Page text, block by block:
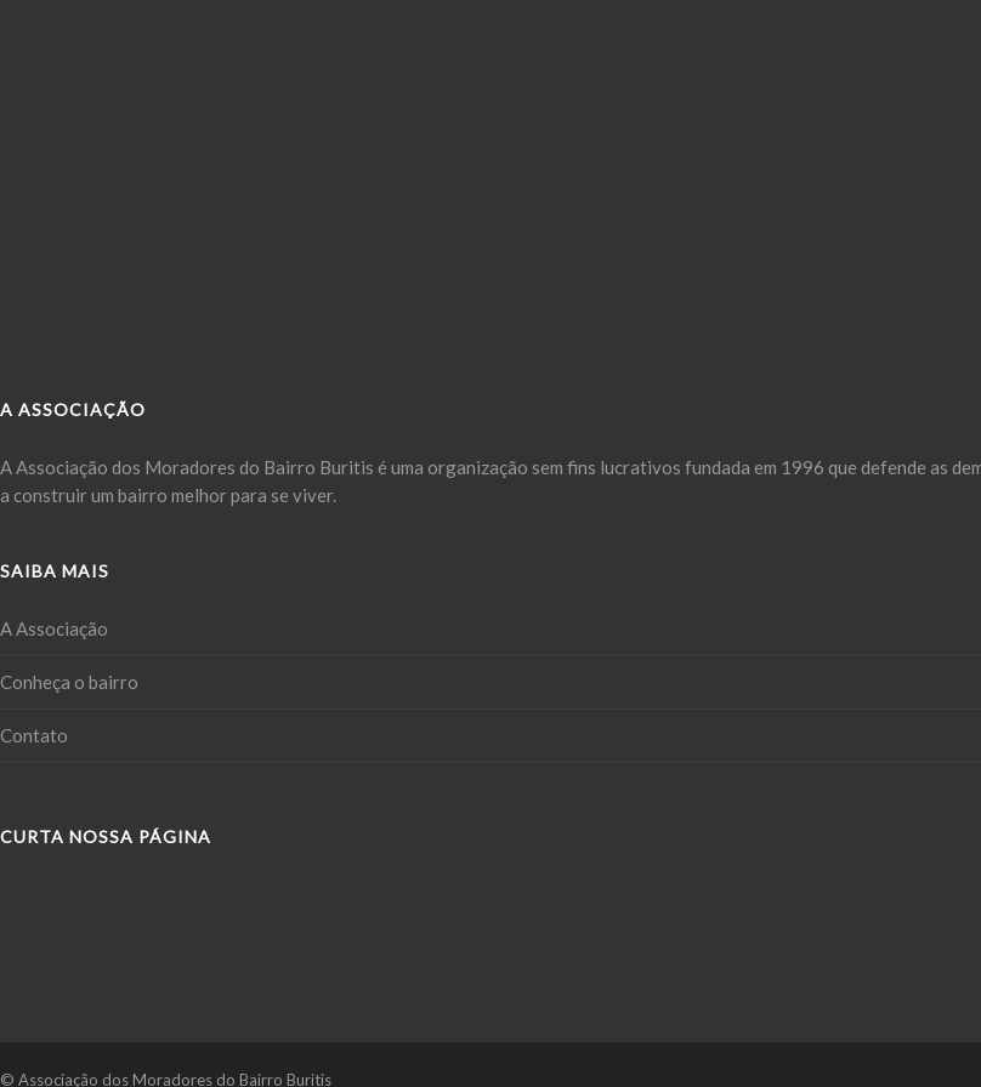
A ASSOCIAÇÃO
A Associação dos Moradores do Bairro Buritis é uma organização sem fins lucrativos fundada em 1996 que defende as
a construir um bairro melhor para se viver.
SAIBA MAIS
A Associação
Conheça o bairro
Contato
CURTA NOSSA PÁGINA
© Associação dos Moradores do Bairro Buritis